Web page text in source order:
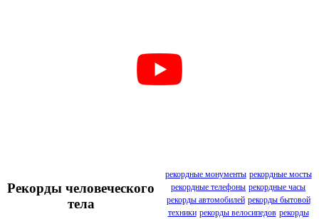
Рекорды человеческого
тела
рекордные монументы рекордные мосты
рекордные телефоны рекордные часы
рекорды автомобилей рекорды бытовой
техники рекорды велосипедов рекорды